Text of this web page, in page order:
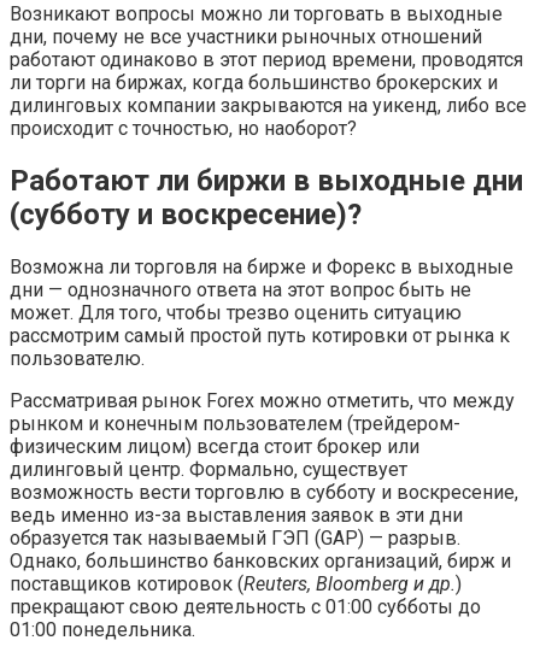
Возникают вопросы можно ли торговать в выходные
дни, почему не все участники рыночных отношений
работают одинаково в этот период времени, проводятся
ли торги на биржах, когда большинство брокерских и
дилинговых компании закрываются на уикенд, либо все
происходит с точностью, но наоборот?
Работают ли биржи в выходные дни
(субботу и воскресение)?
Возможна ли торговля на бирже и Форекс в выходные
дни — однозначного ответа на этот вопрос быть не
может. Для того, чтобы трезво оценить ситуацию
рассмотрим самый простой путь котировки от рынка к
пользователю.
Рассматривая рынок Forex можно отметить, что между
рынком и конечным пользователем (трейдером-
физическим лицом) всегда стоит брокер или
дилинговый центр. Формально, существует
возможность вести торговлю в субботу и воскресение,
ведь именно из-за выставления заявок в эти дни
образуется так называемый ГЭП (GAP) — разрыв.
Однако, большинство банковских организаций, бирж и
поставщиков котировок (Reuters, Bloomberg и др.)
прекращают свою деятельность с 01:00 субботы до
01:00 понедельника.